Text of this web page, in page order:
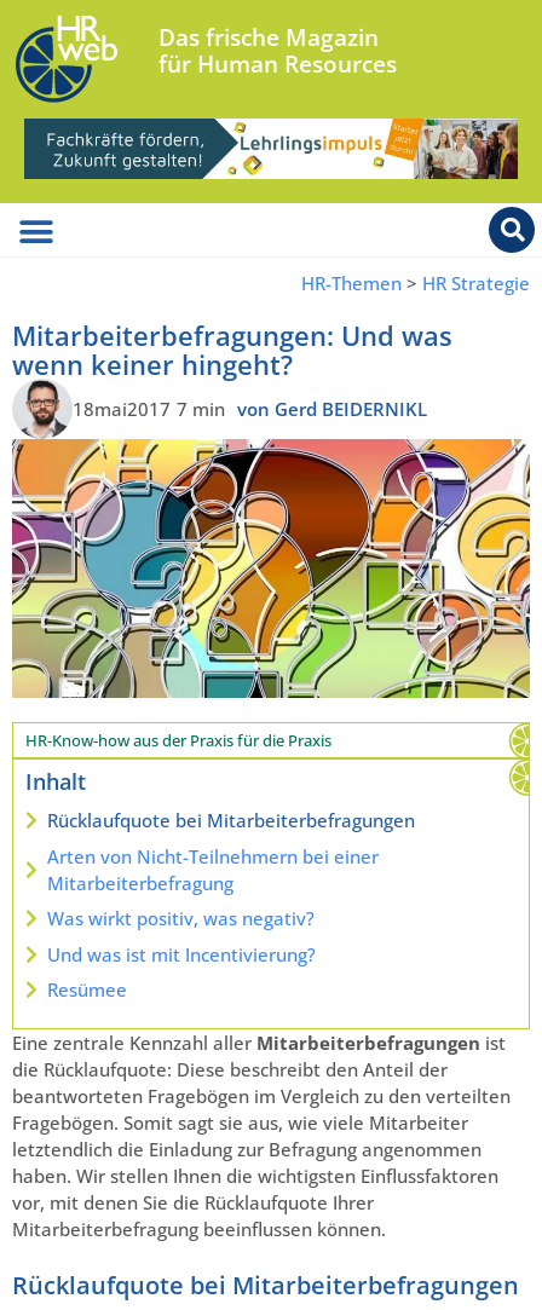
Das frische Magazin
für Human Resources
HR-Themen > HR Strategie
Mitarbeiterbefragungen: Und was
wenn keiner hingeht?
18mai2017 7 min von Gerd BEIDERNIKL
HR-Know-how aus der Praxis für die Praxis
Inhalt
Rücklaufquote bei Mitarbeiterbefragungen
Arten von Nicht-Teilnehmern bei einer
Mitarbeiterbefragung
Was wirkt positiv, was negativ?
Und was ist mit Incentivierung?
Resümee
Eine zentrale Kennzahl aller Mitarbeiterbefragungen ist
die Rücklaufquote: Diese beschreibt den Anteil der
beantworteten Fragebögen im Vergleich zu den verteilten
Fragebögen. Somit sagt sie aus, wie viele Mitarbeiter
letztendlich die Einladung zur Befragung angenommen
haben. Wir stellen Ihnen die wichtigsten Einflussfaktoren
vor, mit denen Sie die Rücklaufquote Ihrer
Mitarbeiterbefragung beeinflussen können.
Rücklaufquote bei Mitarbeiterbefragungen